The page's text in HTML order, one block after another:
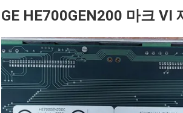
GE HE700GEN200 마크 VI